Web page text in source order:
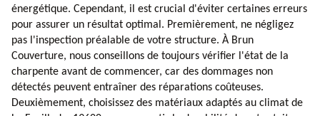
énergétique. Cependant, il est crucial d'éviter certaines erreurs
pour assurer un résultat optimal. Premièrement, ne négligez
pas l'inspection préalable de votre structure. À Brun
Couverture, nous conseillons de toujours vérifier l'état de la
charpente avant de commencer, car des dommages non
détectés peuvent entraîner des réparations coûteuses.
Deuxièmement, choisissez des matériaux adaptés au climat de